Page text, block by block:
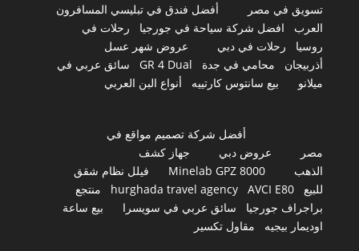
تسويق في مصر
أفضل فندق في تبليسي المسافرون
العرب
افضل شركة سياحة في جورجيا
رحلات في
روسيا
رحلات في دبي
عروض شهر عسل
أذربيجان
محامي في جدة GR 4 Dual
سائق عربي في
ميلانو
بيع سانتوس كارتييه أنواع البن العربي
أفضل شركة تصميم مواقع في
مصر
عروض دبي
جهاز كشف
الذهب
Minelab GPZ 8000
فيلل نظام شقق
للبيع
hurghada travel agency AVCI E80
منتجع
براجراف جورجيا
سائق عربي في سويسرا
بيع ساعة
اوديمار بيجيه
مقاول تكسير